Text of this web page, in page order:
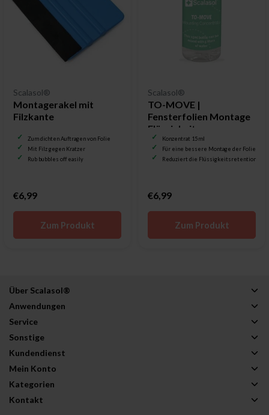
Scalasol®
Montagerakel mit
Filzkante
Zum dichten Auftragen von Folie
Mit Filz gegen Kratzer
Rub bubbles off easily
€6,99
Zum Produkt
Scalasol®
TO-MOVE |
Fensterfolien Montage
Flüssigkeit
Konzentrat 15 ml
Für eine bessere Montage der Folie
Reduziert die Flüssigkeitsretention
€6,99
Zum Produkt
Über Scalasol®
Anwendungen
Service
Sonstige
Kundendienst
Mein Konto
Kategorien
Kontakt